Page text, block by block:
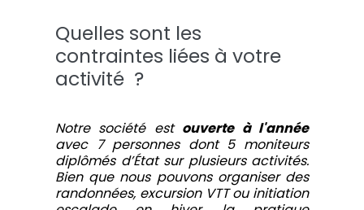
Quelles sont les
contraintes liées à votre
activité ?
Notre société est ouverte à l'année
avec 7 personnes dont 5 moniteurs
diplômés d’État sur plusieurs activités.
Bien que nous pouvons organiser des
randonnées, excursion VTT ou initiation